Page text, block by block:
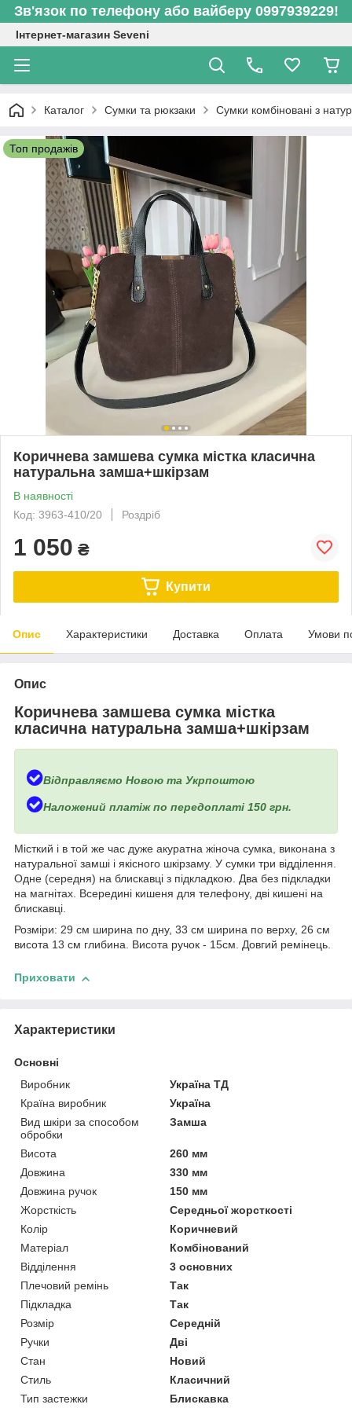
Зв'язок по телефону або вайберу 0997939229!
Інтернет-магазин Seveni
Каталог Сумки та рюкзаки Сумки комбіновані з
Топ продажів
Коричнева замшева сумка містка класична
натуральна замша+шкірзам
В наявності
Код: 3963-410/20
Роздріб
1 050 ₴
Купити
Опис Характеристики Доставка Оплата Умови
Опис
Коричнева замшева сумка містка
класична натуральна замша+шкірзам
Відправляємо Новою та Укрпоштою
Наложений платіж по передоплаті 150 грн.
Місткий і в той же час дуже акуратна жіноча сумка, виконана з
натуральної замші і якісного шкірзаму. У сумки три відділення.
Одне (середня) на блискавці з підкладкою. Два без підкладки
на магнітах. Всередині кишеня для телефону, дві кишені на
блискавці.
Розміри: 29 см ширина по дну, 33 см ширина по верху, 26 см
висота 13 см глибина. Висота ручок - 15см. Довгий ремінець.
Приховати
Характеристики
Основні
Виробник
Україна ТД
Країна виробник
Україна
Вид шкіри за способом
обробки
Замша
Висота
260 мм
Довжина
330 мм
Довжина ручок
150 мм
Жорсткість
Середньої жорсткості
Колір
Коричневий
Матеріал
Комбінований
Відділення
3 основних
Плечовий ремінь
Так
Підкладка
Так
Розмір
Середній
Ручки
Дві
Стан
Новий
Стиль
Класичний
Тип застежки
Блискавка